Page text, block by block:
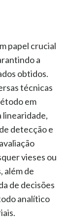
papel crucial
a
obtidos.
técnicas
em
linearidade,
detecção e
vieses ou
além de
de decisões
analítico